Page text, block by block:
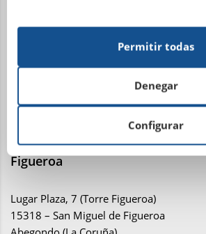
Avenida Metrosidero, S/N
15001 La Coruña
Instalaciones ecuestres y
Figueroa
Lugar Plaza, 7 (Torre Figueroa)
15318 – San Miguel de Figueroa
Configurar
Denegar
Permitir todas